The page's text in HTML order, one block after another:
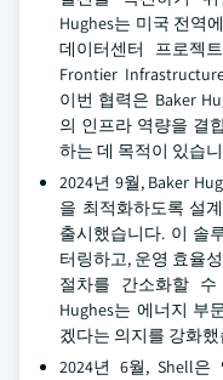
Hughes는 미국 전역
데이터센터 프로젝
Frontier
이번 협력은 Baker
의 인프라 역량을 결
하는 데 목적이 있습
2024년 9월, Baker
을 최적화하도록 설
출시했습니다. 이 솔
터링하고, 운영 효율
절차를 간소화할
Hughes는 에너지 부
겠다는 의지를 강화
2024년 6월, Shell은